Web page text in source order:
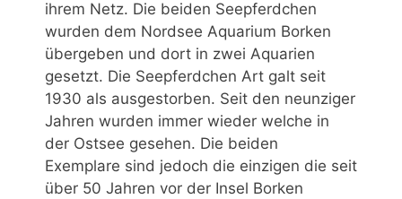
ihrem Netz. Die beiden Seepferdchen
wurden dem Nordsee Aquarium Borken
übergeben und dort in zwei Aquarien
gesetzt. Die Seepferdchen Art galt seit
1930 als ausgestorben. Seit den neunziger
Jahren wurden immer wieder welche in
der Ostsee gesehen. Die beiden
Exemplare sind jedoch die einzigen die seit
über 50 Jahren vor der Insel Borken